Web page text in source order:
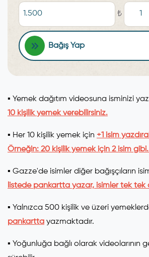
₺
Bağış Yap
▪️ Yemek dağıtım videosuna isminizi
10 kişilik yemek verebilirsiniz.
▪️ Her 10 kişilik yemek için +1 isim
Örneğin: 20 kişilik yemek için 2 isim
▪️ Gazze'de isimler diğer bağışçıların
listede pankartta yazar, isimler tek tek
▪️ Yalnızca 500 kişilik ve üzeri
pankartta yazmaktadır.
▪️ Yoğunluğa bağlı olarak videolarının